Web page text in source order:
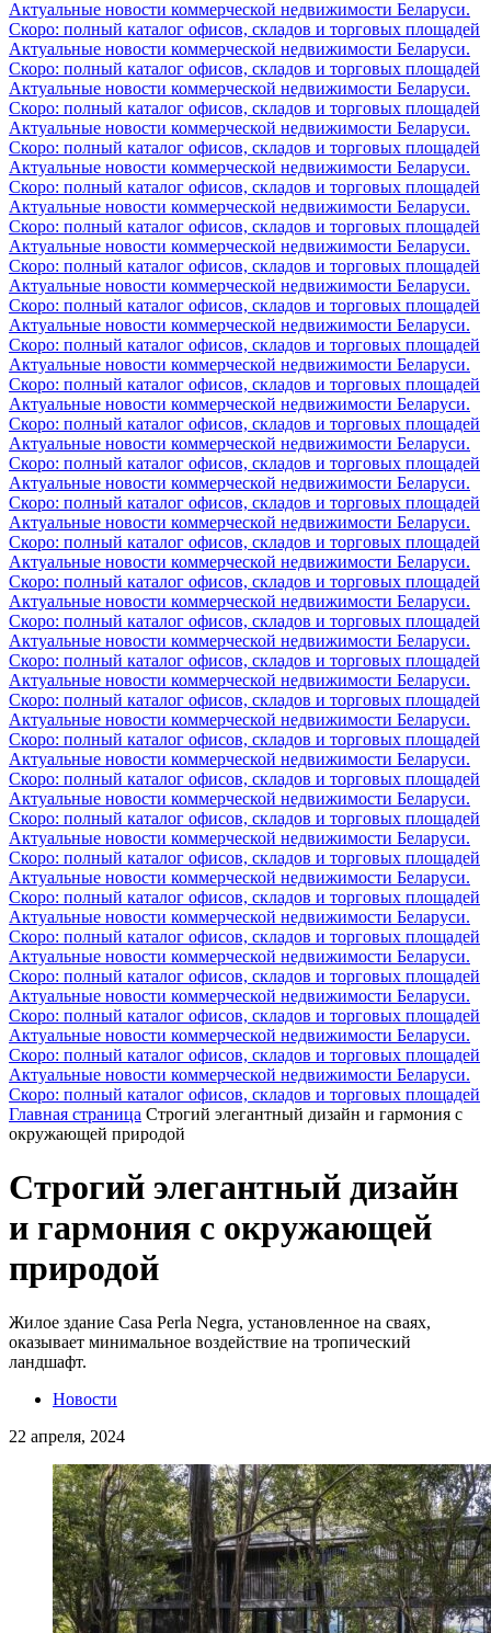
Актуальные новости коммерческой недвижимости Беларуси.
Скоро: полный каталог офисов, складов и торговых площадей
Актуальные новости коммерческой недвижимости Беларуси.
Скоро: полный каталог офисов, складов и торговых площадей
Актуальные новости коммерческой недвижимости Беларуси.
Скоро: полный каталог офисов, складов и торговых площадей
Актуальные новости коммерческой недвижимости Беларуси.
Скоро: полный каталог офисов, складов и торговых площадей
Актуальные новости коммерческой недвижимости Беларуси.
Скоро: полный каталог офисов, складов и торговых площадей
Актуальные новости коммерческой недвижимости Беларуси.
Скоро: полный каталог офисов, складов и торговых площадей
Актуальные новости коммерческой недвижимости Беларуси.
Скоро: полный каталог офисов, складов и торговых площадей
Актуальные новости коммерческой недвижимости Беларуси.
Скоро: полный каталог офисов, складов и торговых площадей
Актуальные новости коммерческой недвижимости Беларуси.
Скоро: полный каталог офисов, складов и торговых площадей
Актуальные новости коммерческой недвижимости Беларуси.
Скоро: полный каталог офисов, складов и торговых площадей
Актуальные новости коммерческой недвижимости Беларуси.
Скоро: полный каталог офисов, складов и торговых площадей
Актуальные новости коммерческой недвижимости Беларуси.
Скоро: полный каталог офисов, складов и торговых площадей
Актуальные новости коммерческой недвижимости Беларуси.
Скоро: полный каталог офисов, складов и торговых площадей
Актуальные новости коммерческой недвижимости Беларуси.
Скоро: полный каталог офисов, складов и торговых площадей
Актуальные новости коммерческой недвижимости Беларуси.
Скоро: полный каталог офисов, складов и торговых площадей
Актуальные новости коммерческой недвижимости Беларуси.
Скоро: полный каталог офисов, складов и торговых площадей
Актуальные новости коммерческой недвижимости Беларуси.
Скоро: полный каталог офисов, складов и торговых площадей
Актуальные новости коммерческой недвижимости Беларуси.
Скоро: полный каталог офисов, складов и торговых площадей
Актуальные новости коммерческой недвижимости Беларуси.
Скоро: полный каталог офисов, складов и торговых площадей
Актуальные новости коммерческой недвижимости Беларуси.
Скоро: полный каталог офисов, складов и торговых площадей
Актуальные новости коммерческой недвижимости Беларуси.
Скоро: полный каталог офисов, складов и торговых площадей
Актуальные новости коммерческой недвижимости Беларуси.
Скоро: полный каталог офисов, складов и торговых площадей
Актуальные новости коммерческой недвижимости Беларуси.
Скоро: полный каталог офисов, складов и торговых площадей
Актуальные новости коммерческой недвижимости Беларуси.
Скоро: полный каталог офисов, складов и торговых площадей
Актуальные новости коммерческой недвижимости Беларуси.
Скоро: полный каталог офисов, складов и торговых площадей
Актуальные новости коммерческой недвижимости Беларуси.
Скоро: полный каталог офисов, складов и торговых площадей
Актуальные новости коммерческой недвижимости Беларуси.
Скоро: полный каталог офисов, складов и торговых площадей
Актуальные новости коммерческой недвижимости Беларуси.
Скоро: полный каталог офисов, складов и торговых площадей
Главная страница Строгий элегантный дизайн и гармония с
окружающей природой
Строгий элегантный дизайн
и гармония с окружающей
природой
Жилое здание Casa Perla Negra, установленное на сваях,
оказывает минимальное воздействие на тропический
ландшафт.
Новости
22 апреля, 2024